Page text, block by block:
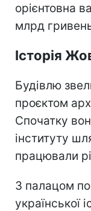
орієнтовна
млрд
Історія
Будівлю
проєктом
Спочатку
інституту
працювали
З палацом
української